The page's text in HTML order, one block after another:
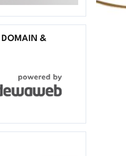
DOMAIN &